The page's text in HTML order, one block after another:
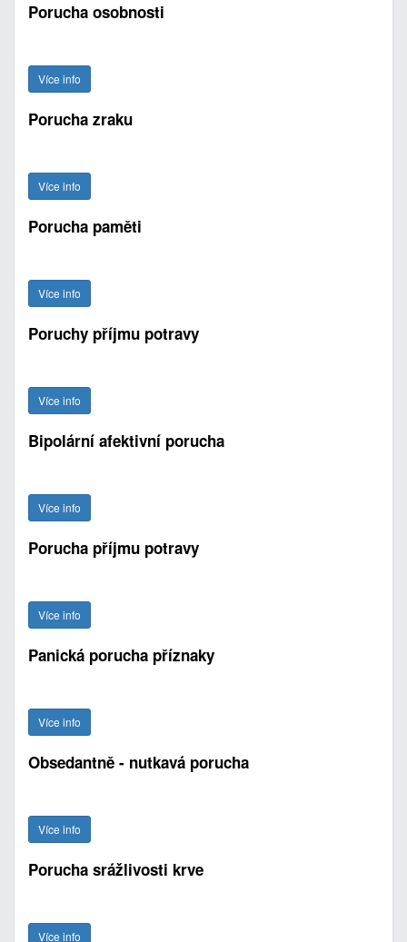
Porucha osobnosti
Více info
Porucha zraku
Více info
Porucha paměti
Více info
Poruchy příjmu potravy
Více info
Bipolární afektivní porucha
Více info
Porucha příjmu potravy
Více info
Panická porucha příznaky
Více info
Obsedantně - nutkavá porucha
Více info
Porucha srážlivosti krve
Více info